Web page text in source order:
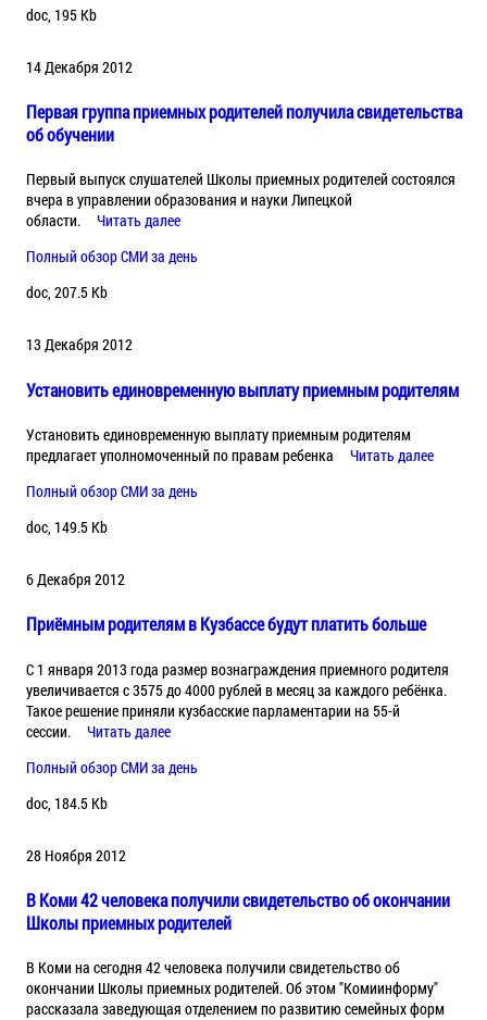
doc, 195 Kb
14 Декабря 2012
Первая группа приемных родителей получила свидетельства
об обучении
Первый выпуск слушателей Школы приемных родителей состоялся
вчера в управлении образования и науки Липецкой
области.
Читать далее
Полный обзор СМИ за день
doc, 207.5 Kb
13 Декабря 2012
Установить единовременную выплату приемным родителям
Установить единовременную выплату приемным родителям
предлагает уполномоченный по правам ребенка
Читать далее
Полный обзор СМИ за день
doc, 149.5 Kb
6 Декабря 2012
Приёмным родителям в Кузбассе будут платить больше
С 1 января 2013 года размер вознаграждения приемного родителя
увеличивается с 3575 до 4000 рублей в месяц за каждого ребёнка.
Такое решение приняли кузбасские парламентарии на 55-й
сессии.
Читать далее
Полный обзор СМИ за день
doc, 184.5 Kb
28 Ноября 2012
В Коми 42 человека получили свидетельство об окончании
Школы приемных родителей
В Коми на сегодня 42 человека получили свидетельство об
окончании Школы приемных родителей. Об этом "Комиинформу"
рассказала заведующая отделением по развитию семейных форм